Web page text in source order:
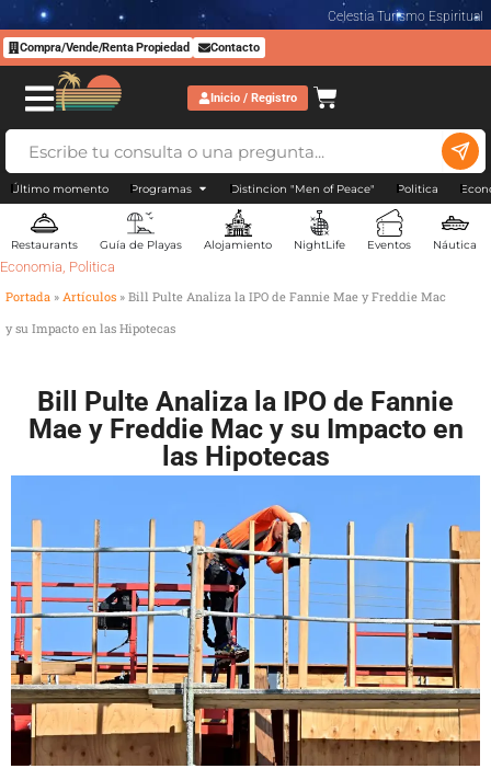
Celestia Turismo Espiritual
Compra/Vende/Renta Propiedad Contacto
Inicio / Registro
Último momento Programas Distincion "Men of Peace" Politica
Restaurants Guía de Playas Alojamiento NightLife Eventos Náutica
Economia, Politica
Portada » Artículos » Bill Pulte Analiza la IPO de Fannie Mae y Freddie Mac
y su Impacto en las Hipotecas
Bill Pulte Analiza la IPO de Fannie
Mae y Freddie Mac y su Impacto en
las Hipotecas